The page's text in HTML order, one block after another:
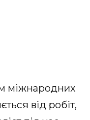
міжнародних
від робіт,